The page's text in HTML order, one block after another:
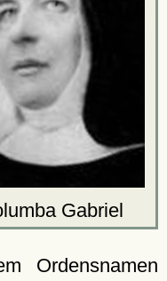
Gabriel
Ordensnamen